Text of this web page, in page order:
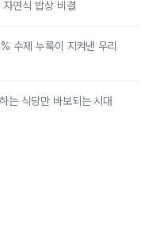
연식 밥상 비결
수제 누룩이 지켜낸 우리
는 식당만 바보되는 시대